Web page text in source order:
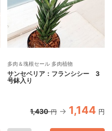
多肉＆塊根セール 多肉植物
サンセベリア：フランシシー 3
号鉢入り
1,430 円 1,144 円